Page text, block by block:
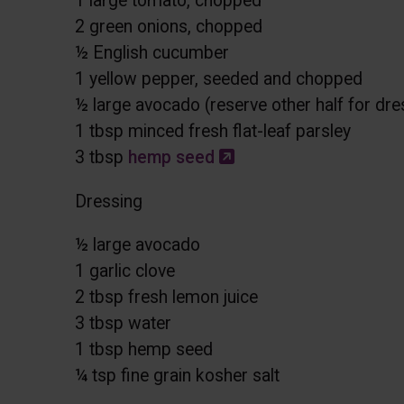
2 green onions, chopped
½ English cucumber
1 yellow pepper, seeded and chopped
½ large avocado (reserve other half for
1 tbsp minced fresh flat-leaf parsley
3 tbsp hemp seed Ce lien s'ouvrira
Dressing
½ large avocado
1 garlic clove
2 tbsp fresh lemon juice
3 tbsp water
1 tbsp hemp seed
¼ tsp fine grain kosher salt